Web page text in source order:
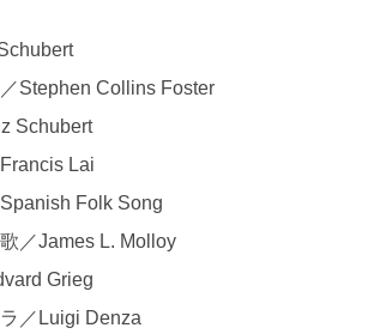
Stephen Collins Foster
Schubert
Lai
Folk Song
／James L. Molloy
Grieg
／Luigi Denza